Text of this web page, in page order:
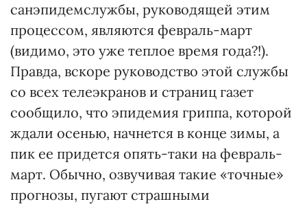
санэпидемслужбы, руководящей этим
процессом, являются февраль-март
(видимо, это уже теплое время года?!).
Правда, вскоре руководство этой службы
со всех телеэкранов и страниц газет
сообщило, что эпидемия гриппа, которой
ждали осенью, начнется в конце зимы, а
пик ее придется опять-таки на февраль-
март. Обычно, озвучивая такие «точные»
прогнозы, пугают страшными